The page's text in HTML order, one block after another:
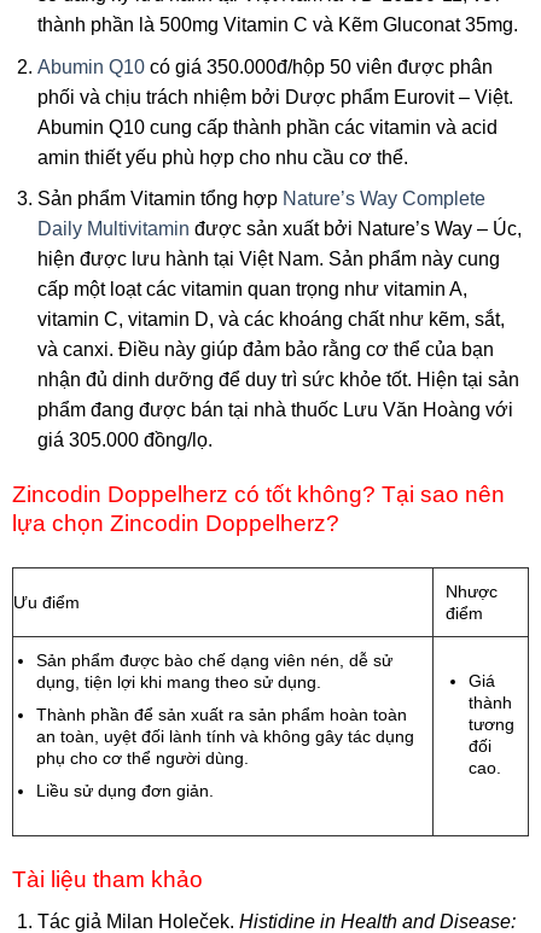
thành phần là 500mg Vitamin C và Kẽm Gluconat 35mg.
Abumin Q10có giá 350.000đ/hộp 50 viên được phân
phối và chịu trách nhiệm bởi Dược phẩm Eurovit – Việt.
Abumin Q10 cung cấp thành phần các vitamin và acid
amin thiết yếu phù hợp cho nhu cầu cơ thể.
Sản phẩm Vitamin tổng hợp Nature’s Way Complete
Daily Multivitamin được sản xuất bởi Nature’s Way – Úc,
hiện được lưu hành tại Việt Nam. Sản phẩm này cung
cấp một loạt các vitamin quan trọng như vitamin A,
vitamin C, vitamin D, và các khoáng chất như kẽm, sắt,
và canxi. Điều này giúp đảm bảo rằng cơ thể của bạn
nhận đủ dinh dưỡng để duy trì sức khỏe tốt. Hiện tại sản
phẩm đang được bán tại nhà thuốc Lưu Văn Hoàng với
giá 305.000 đồng/lọ.
Zincodin Doppelherz có tốt không? Tại sao nên
lựa chọn Zincodin Doppelherz?
Ưu điểm
Nhược
điểm
Sản phẩm được bào chế dạng viên nén, dễ sử
dụng, tiện lợi khi mang theo sử dụng.
Thành phần để sản xuất ra sản phẩm hoàn toàn
an toàn, uyệt đối lành tính và không gây tác dụng
phụ cho cơ thể người dùng.
Liều sử dụng đơn giản.
Giá
thành
tương
đối
cao.
Tài liệu tham khảo
Tác giả Milan Holeček. Histidine in Health and Disease: